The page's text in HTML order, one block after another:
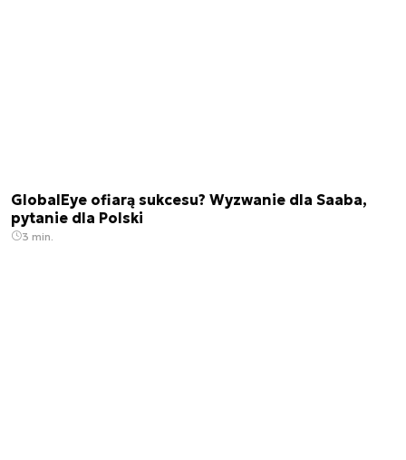
GlobalEye ofiarą sukcesu? Wyzwanie dla Saaba,
pytanie dla Polski
3 min.